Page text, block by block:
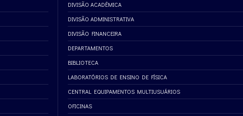
DIVISÃO ACADÊMICA
DIVISÃO ADMINISTRATIVA
DIVISÃO FINANCEIRA
DEPARTAMENTOS
BIBLIOTECA
LABORATÓRIOS DE ENSINO DE FÍSICA
CENTRAL EQUIPAMENTOS MULTIUSUÁRIOS
OFICINAS